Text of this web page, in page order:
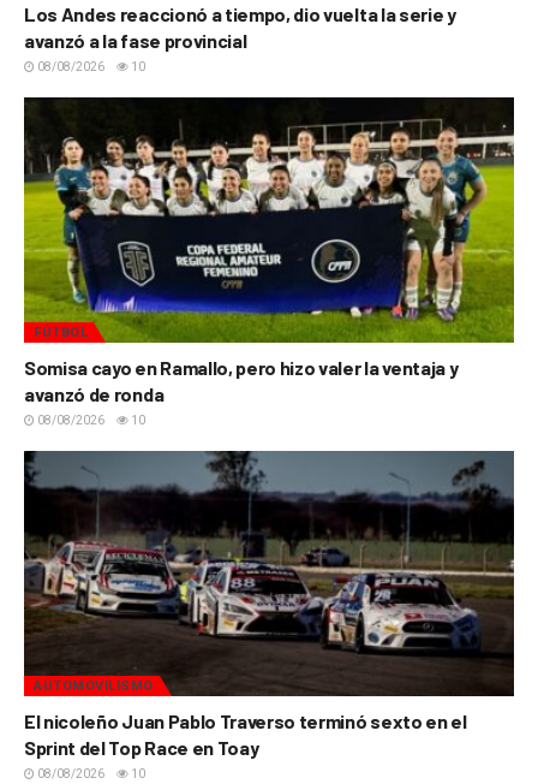
Los Andes reaccionó a tiempo, dio vuelta la serie y
avanzó a la fase provincial
08/08/2026 10
FÚTBOL
Somisa cayo en Ramallo, pero hizo valer la ventaja y
avanzó de ronda
08/08/2026 10
AUTOMOVILISMO
El nicoleño Juan Pablo Traverso terminó sexto en el
Sprint del Top Race en Toay
08/08/2026 10